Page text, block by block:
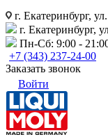
г. Екатеринбург,
г. Екатеринбург,
Пн-Сб: 9:00 -
+7 (343) 237-24-00
Заказать звонок
Войти